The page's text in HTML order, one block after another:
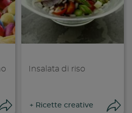
su
link
Insalata di riso
+ Ricette creative